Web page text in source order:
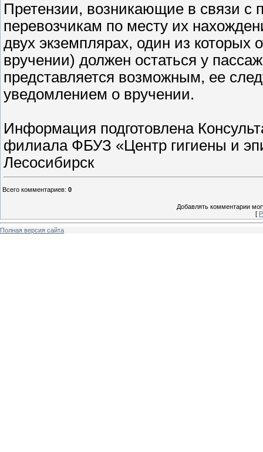
Претензии, возникающие в связи с
перевозчикам по месту их
двух экземплярах, один из которых
вручении) должен остаться у
представляется возможным, ее
уведомлением о вручении.
Информация подготовлена
филиала ФБУЗ «Центр гигиены и
Лесосибирск
Всего комментариев: 0
Добавлять комментарии
[
Полная версия сайта